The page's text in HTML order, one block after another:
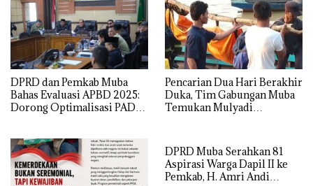
DPRD dan Pemkab Muba
Bahas Evaluasi APBD 2025:
Dorong Optimalisasi PAD
Pencarian Dua Hari Berakhir
Duka, Tim Gabungan Muba
Temukan Mulyadi
DPRD Muba Serahkan 81
Aspirasi Warga Dapil II ke
Pemkab, H. Amri Andi